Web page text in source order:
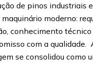
de pinos industriais
maquinário moderno:
conhecimento técnico
com a qualidade.
se consolidou como